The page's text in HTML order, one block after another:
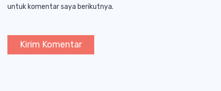
untuk komentar saya berikutnya.